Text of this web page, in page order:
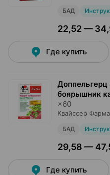
БАД
22,52 —
Где купить
Доппельгерц
боярышник
×60
Квайссер Фарма
БАД
29,58 —
Где купить